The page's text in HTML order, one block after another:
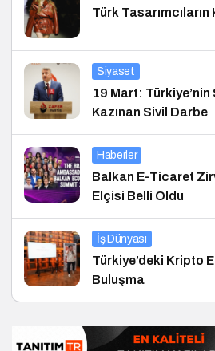
Türk Tasarımcıların
Siyaset
19 Mart: Türkiye’nin
Kazınan Sivil Darbe
Haberler
Balkan E-Ticaret
Elçisi Belli Oldu
İş Dünyası
Türkiye’deki Kripto
Buluşma